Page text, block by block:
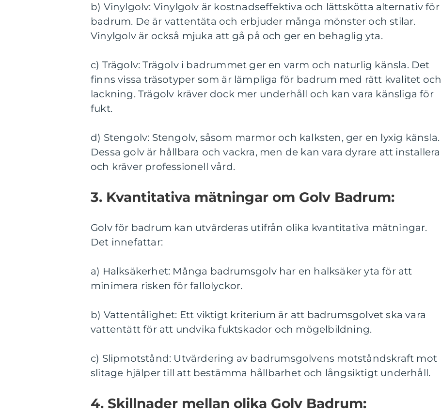
b) Vinylgolv: Vinylgolv är kostnadseffektiva och lättskötta alternativ för
badrum. De är vattentäta och erbjuder många mönster och stilar.
Vinylgolv är också mjuka att gå på och ger en behaglig yta.
c) Trägolv: Trägolv i badrummet ger en varm och naturlig känsla. Det
finns vissa träsotyper som är lämpliga för badrum med rätt kvalitet och
lackning. Trägolv kräver dock mer underhåll och kan vara känsliga för
fukt.
d) Stengolv: Stengolv, såsom marmor och kalksten, ger en lyxig känsla.
Dessa golv är hållbara och vackra, men de kan vara dyrare att installera
och kräver professionell vård.
3. Kvantitativa mätningar om Golv Badrum:
Golv för badrum kan utvärderas utifrån olika kvantitativa mätningar.
Det innefattar:
a) Halksäkerhet: Många badrumsgolv har en halksäker yta för att
minimera risken för fallolyckor.
b) Vattentålighet: Ett viktigt kriterium är att badrumsgolvet ska vara
vattentätt för att undvika fuktskador och mögelbildning.
c) Slipmotstånd: Utvärdering av badrumsgolvens motståndskraft mot
slitage hjälper till att bestämma hållbarhet och långsiktigt underhåll.
4. Skillnader mellan olika Golv Badrum: